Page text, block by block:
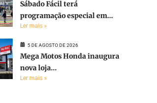
Sábado Fácil terá
programação especial em...
Ler mais »
5 DE AGOSTO DE 2026
Mega Motos Honda inaugura
nova loja...
Ler mais »